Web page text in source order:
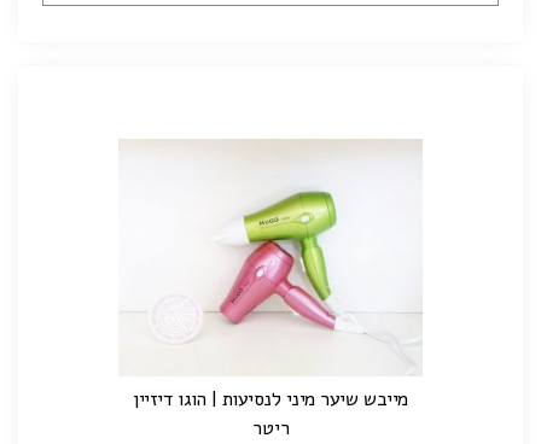
מייבש שיער מיני לנסיעות | הוגו דיזיין
ריטר